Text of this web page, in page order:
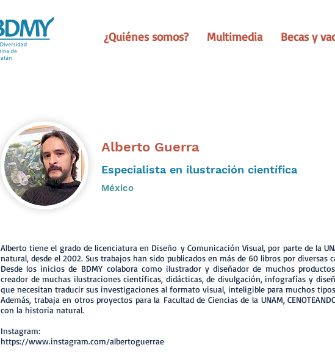
¿Quiénes somos? Multimedia Becas y
Alberto Guerra
Especialista en ilustración científica
México
Alberto tiene el grado de licenciatura en Diseño y Comunicación Visual, por parte de la
natural, desde el 2002. Sus trabajos han sido publicados en más de 60 libros por diversas
Desde los inicios de BDMY colabora como ilustrador y diseñador de muchos
creador de muchas ilustraciones científicas, didácticas, de divulgación, infografías y
que necesitan traducir sus investigaciones al formato visual, inteligible para muchos
Además, trabaja en otros proyectos para la Facultad de Ciencias de la UNAM,
con la historia natural.
Instagram:
https://www.instagram.com/albertoguerrae